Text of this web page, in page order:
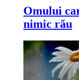
Omului
nimic rău